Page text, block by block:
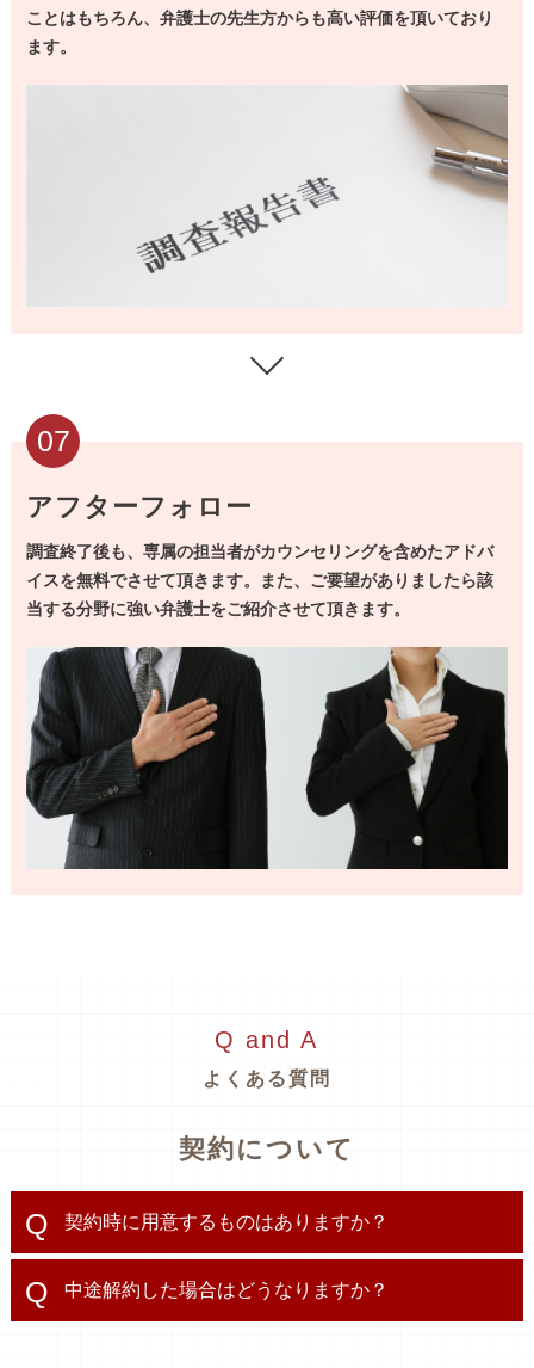
ことはもちろん、弁護士の先生方からも高い評価を頂いており
ます。
アフターフォロー
調査終了後も、専属の担当者がカウンセリングを含めたアドバ
イスを無料でさせて頂きます。
また、ご要望がありましたら該
当する分野に強い弁護士をご紹介させて頂きます。
07
Q and A
よくある質問
契約について
契約時に用意するものはありますか？
中途解約した場合はどうなりますか？